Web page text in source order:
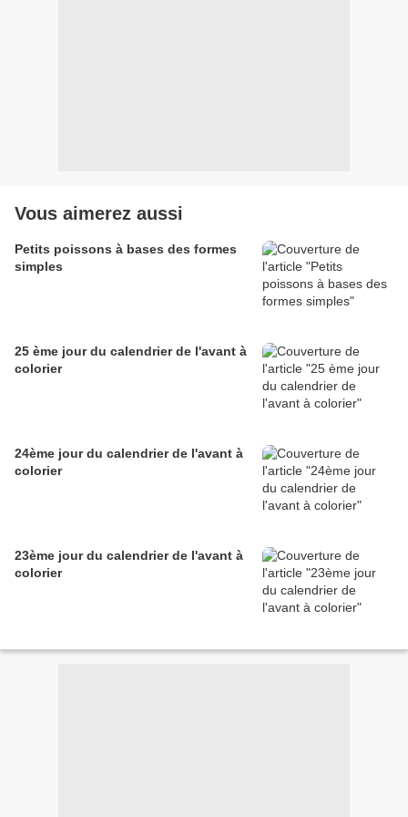
Vous aimerez aussi
Petits poissons à bases des formes
simples
25 ème jour du calendrier de l'avant à
colorier
24ème jour du calendrier de l'avant à
colorier
23ème jour du calendrier de l'avant à
colorier